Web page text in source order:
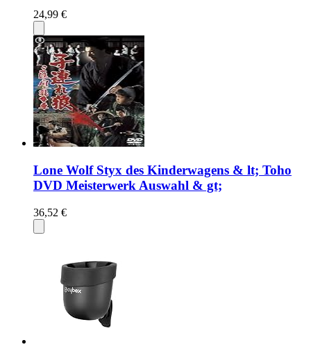
24,99 €
Lone Wolf Styx des Kinderwagens & lt; Toho
DVD Meisterwerk Auswahl & gt;
36,52 €